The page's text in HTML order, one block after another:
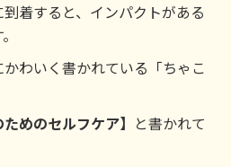
着すると、インパクトがある
わいく書かれている「ちゃこ
ためのセルフケア】 と書かれて